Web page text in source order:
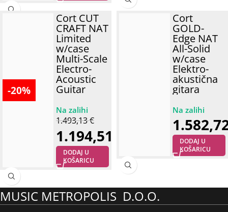
-20%
Cort CUT
CRAFT NAT
Limited
w/case
Multi-Scale
Electro-
Acoustic
Guitar
1.493,13€
1.194,51
DODAJ U
KOŠARICU
Cort
GOLD-
Edge NAT
All-Solid
w/case
Elektro-
akustična
gitara
DODAJ U
KOŠARICU
MUSIC METROPOLIS D.O.O.